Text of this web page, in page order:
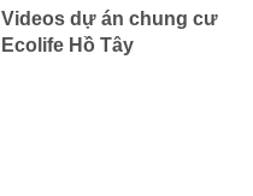
Videos dự án chung cư
Ecolife Hồ Tây